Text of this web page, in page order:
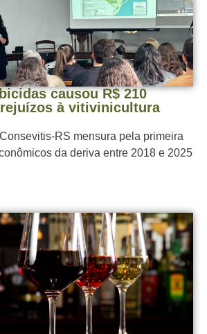
causou R$ 210
à vitivinicultura
RS mensura pela primeira
da deriva entre 2018 e 2025